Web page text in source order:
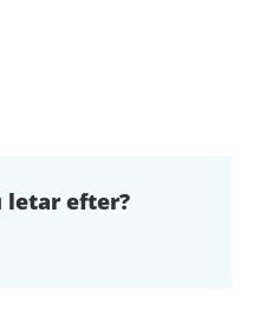
letar efter?